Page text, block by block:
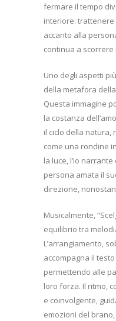
fermare il tempo
interiore:
accanto alla
continua a
Uno degli aspetti
della metafora
Questa immagine
la costanza
il ciclo della natura,
come una rondine
la luce, l’io
persona amata il
direzione,
Musicalmente,
equilibrio tra
L’arrangiamento,
accompagna il
permettendo alle
loro forza. Il ritmo,
e coinvolgente,
emozioni del